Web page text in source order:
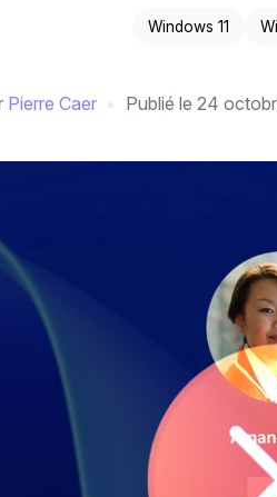
Windows 11
Pierre Caer Publié le 24